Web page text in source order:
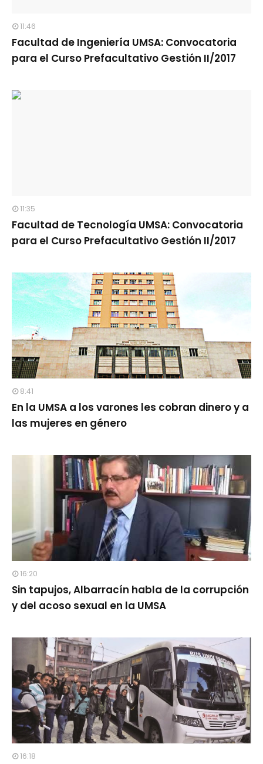
11:46
Facultad de Ingeniería UMSA: Convocatoria
para el Curso Prefacultativo Gestión II/2017
11:35
Facultad de Tecnología UMSA: Convocatoria
para el Curso Prefacultativo Gestión II/2017
8:41
En la UMSA a los varones les cobran dinero y a
las mujeres en género
16:20
Sin tapujos, Albarracín habla de la corrupción
y del acoso sexual en la UMSA
16:18